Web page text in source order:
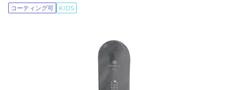
コーティング可 KIDS